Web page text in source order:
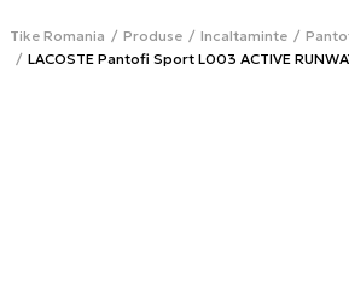
Tike Romania Produse Incaltaminte
LACOSTE Pantofi Sport L003 ACTIVE